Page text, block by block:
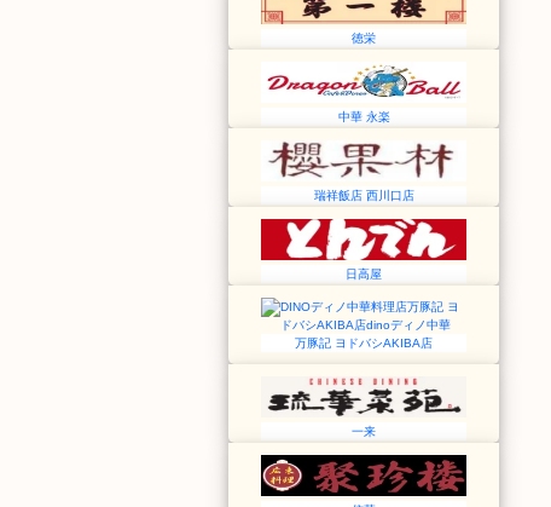
徳栄
中華 永楽
瑞祥飯店 西川口店
日高屋
万豚記 ヨドバシAKIBA店
一来